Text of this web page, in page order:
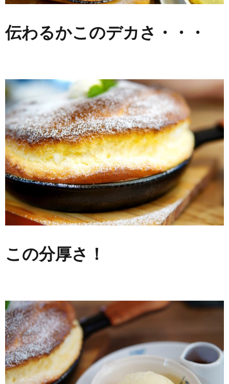
伝わるかこのデカさ・・・
この分厚さ！